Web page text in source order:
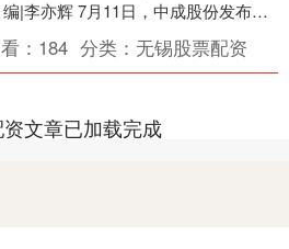
|李亦辉 7月11日，中成股份发布
年半年度业绩预告。预计归....
： 184 分类： 无锡股票配资
文章已加载完成